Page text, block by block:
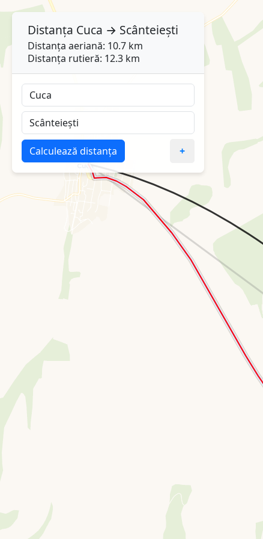
Distanța Cuca → Scânteiești
Distanța aeriană: 10.7 km
Distanța rutieră: 12.3 km
Calculează distanța +